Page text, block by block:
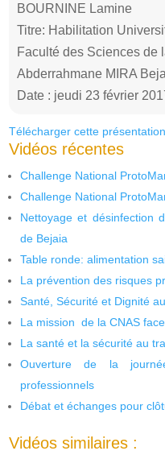
BOURNINE Lamine
Titre: Habilitation
Faculté des Sciences de
Abderrahmane MIRA
Date : jeudi 23 février
Télécharger cette
Vidéos récentes
Challenge National
Challenge National
Nettoyage et désinfection
de Bejaia
Table ronde: alimentation
La prévention des risques
Santé, Sécurité et Dignité
La mission de la CNAS
La santé et la sécurité au
Ouverture de la
professionnels
Débat et échanges pour
Vidéos similaires :